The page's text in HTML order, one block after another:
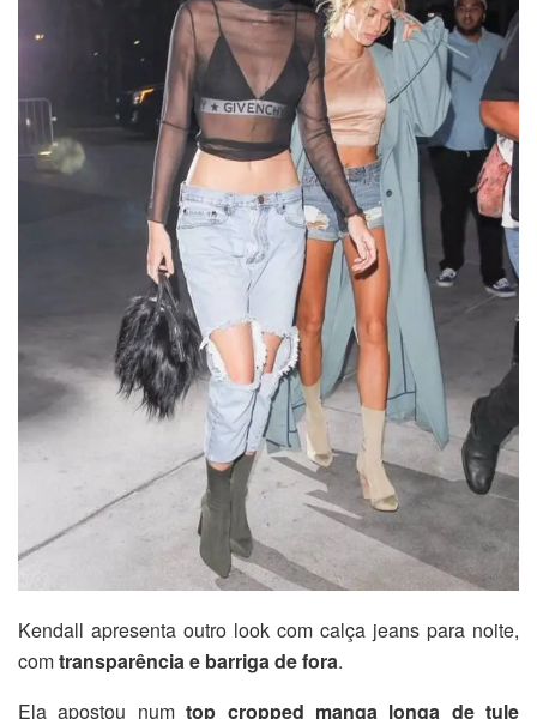
Kendall apresenta outro look com calça jeans para noite,
comtransparência e barriga de fora.
Ela apostou numtop cropped manga longa de tule